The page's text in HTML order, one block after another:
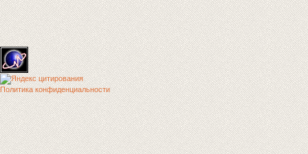
Политика конфиденциальности